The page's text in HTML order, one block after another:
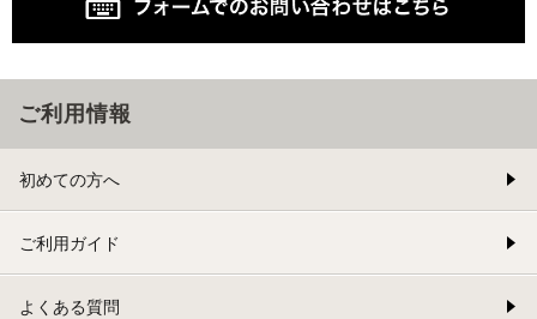
ご利用情報
初めての方へ
ご利用ガイド
よくある質問